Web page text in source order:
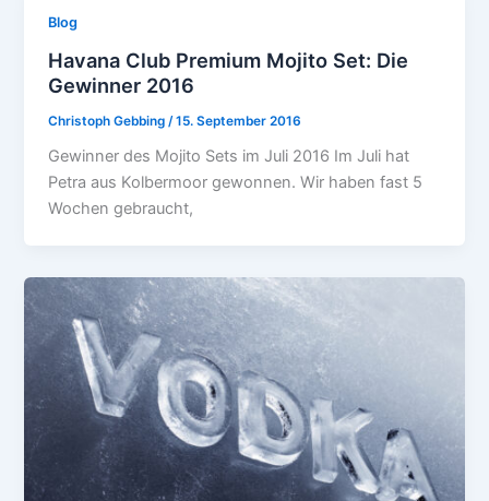
Blog
Havana Club Premium Mojito Set: Die
Gewinner 2016
Christoph Gebbing /15. September 2016
Gewinner des Mojito Sets im Juli 2016 Im Juli hat
Petra aus Kolbermoor gewonnen. Wir haben fast 5
Wochen gebraucht,